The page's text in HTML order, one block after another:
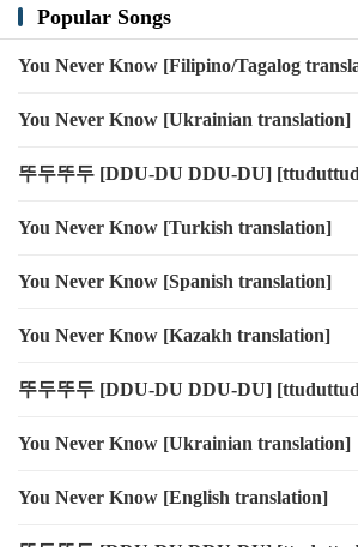
나 차려 다시 정신
돈다발들을 역시
멀리 도망가지 OK
내 색깔 금은방
숨어서 난 geeked 'up
손에는 Uzi yeah
Popular Songs
You Never Know [Filipino/Tagalog
You Never Know [Ukrainian translation]
뚜두뚜두 [DDU-DU DDU-DU]
You Never Know [Turkish translation]
You Never Know [Spanish translation]
You Never Know [Kazakh translation]
뚜두뚜두 [DDU-DU DDU-DU]
You Never Know [Ukrainian translation]
You Never Know [English translation]